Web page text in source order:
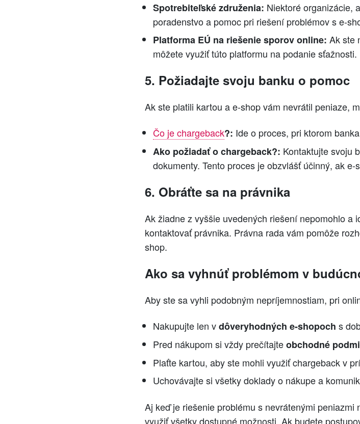
Spotrebiteľské združenia: Niektoré organizácie,
poradenstvo a pomoc pri riešení problémov s e-
Platforma EÚ na riešenie sporov online: Ak ste
môžete využiť túto platformu na podanie sťažnosti.
5. Požiadajte svoju banku o pomoc
Ak ste platili kartou a e-shop vám nevrátil peniaze,
Čo je chargeback?: Ide o proces, pri ktorom
Ako požiadať o chargeback?: Kontaktujte svoju
dokumenty. Tento proces je obzvlášť účinný, ak
6. Obráťte sa na právnika
Ak žiadne z vyššie uvedených riešení nepomohlo a
kontaktovať právnika. Právna rada vám pomôže
shop.
Ako sa vyhnúť problémom v
Aby ste sa vyhli podobným nepríjemnostiam, pri
Nakupujte len vdôveryhodných e-shopoch s
Pred nákupom si vždy prečítajteobchodné
Plaťte kartou, aby ste mohli využiť chargeback v
Uchovávajte si všetky doklady o nákupe a
Aj keď je riešenie problému s nevrátenými
využiť všetky dostupné možnosti. Ak budete